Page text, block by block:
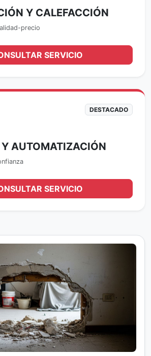
Y CALEFACCIÓN
precio
SERVICIO
DESTACADO
AUTOMATIZACIÓN
SERVICIO